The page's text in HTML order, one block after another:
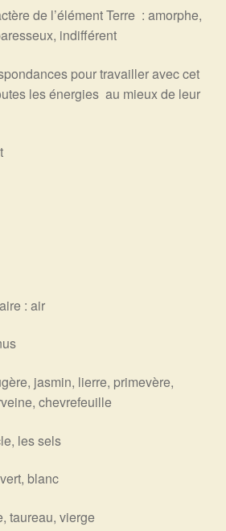
de l’élément Terre : amorphe,
indifférent
pour travailler avec cet
les énergies au mieux de leur
: air
jasmin, lierre, primevère,
chevrefeuille
les sels
blanc
taureau, vierge